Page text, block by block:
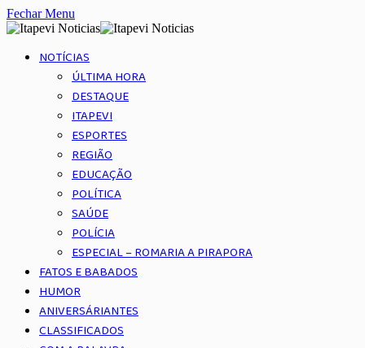
Fechar Menu
NOTÍCIAS
ÚLTIMA HORA
DESTAQUE
ITAPEVI
ESPORTES
REGIÃO
EDUCAÇÃO
POLÍTICA
SAÚDE
POLÍCIA
ESPECIAL – ROMARIA A PIRAPORA
FATOS E BABADOS
HUMOR
ANIVERSÁRIANTES
CLASSIFICADOS